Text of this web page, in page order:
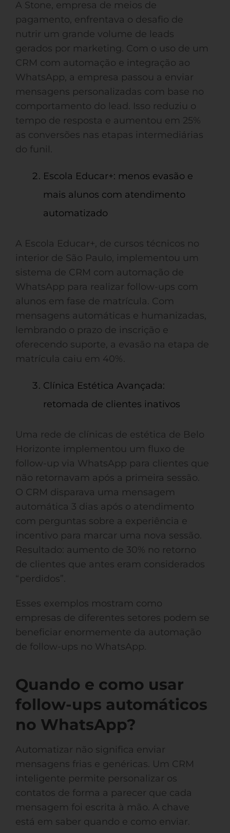
A Stone, empresa de meios de
pagamento, enfrentava o desafio de
nutrir um grande volume de leads
gerados por marketing. Com o uso de um
CRM com automação e integração ao
WhatsApp, a empresa passou a enviar
mensagens personalizadas com base no
comportamento do lead. Isso reduziu o
tempo de resposta e aumentou em 25%
as conversões nas etapas intermediárias
do funil.
Escola Educar+: menos evasão e
mais alunos com atendimento
automatizado
A Escola Educar+, de cursos técnicos no
interior de São Paulo, implementou um
sistema de CRM com automação de
WhatsApp para realizar follow-ups com
alunos em fase de matrícula. Com
mensagens automáticas e humanizadas,
lembrando o prazo de inscrição e
oferecendo suporte, a evasão na etapa de
matrícula caiu em 40%.
Clínica Estética Avançada:
retomada de clientes inativos
Uma rede de clínicas de estética de Belo
Horizonte implementou um fluxo de
follow-up via WhatsApp para clientes que
não retornavam após a primeira sessão.
O CRM disparava uma mensagem
automática 3 dias após o atendimento
com perguntas sobre a experiência e
incentivo para marcar uma nova sessão.
Resultado: aumento de 30% no retorno
de clientes que antes eram considerados
“perdidos”.
Esses exemplos mostram como
empresas de diferentes setores podem se
beneficiar enormemente da automação
de follow-ups no WhatsApp.
Quando e como usar
follow-ups automáticos
no WhatsApp?
Automatizar não significa enviar
mensagens frias e genéricas. Um CRM
inteligente permite personalizar os
contatos de forma a parecer que cada
mensagem foi escrita à mão. A chave
está em saber quando e como enviar.